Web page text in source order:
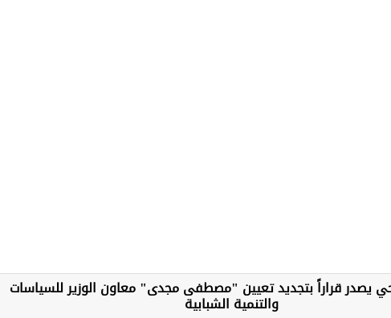
يصدر قراراً بتجديد تعيين "مصطفى مجدى" معاون الوزير للسياسات
والتنمية الشبابية